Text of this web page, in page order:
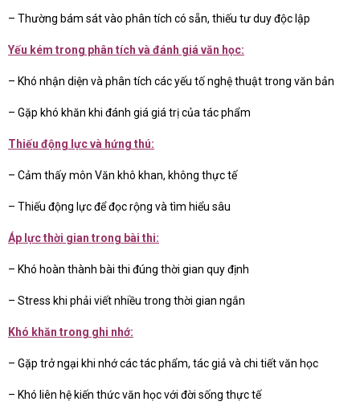
– Thường bám sát vào phân tích có sẵn, thiếu tư duy độc lập
Yếu kém trong phân tích và đánh giá văn học:
– Khó nhận diện và phân tích các yếu tố nghệ thuật trong văn bản
– Gặp khó khăn khi đánh giá giá trị của tác phẩm
Thiếu động lực và hứng thú:
– Cảm thấy môn Văn khô khan, không thực tế
– Thiếu động lực để đọc rộng và tìm hiểu sâu
Áp lực thời gian trong bài thi:
– Khó hoàn thành bài thi đúng thời gian quy định
– Stress khi phải viết nhiều trong thời gian ngắn
Khó khăn trong ghi nhớ:
– Gặp trở ngại khi nhớ các tác phẩm, tác giả và chi tiết văn học
– Khó liên hệ kiến thức văn học với đời sống thực tế